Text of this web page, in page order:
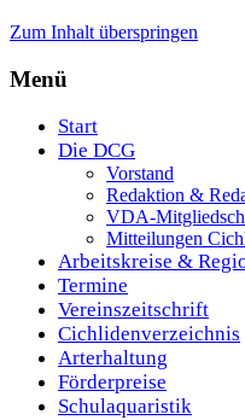
Zum Inhalt überspringen
Menü
Start
Die DCG
Vorstand
Redaktion &
VDA-
Mitteilungen
Arbeitskreise &
Termine
Vereinszeitschrift
Cichlidenverzeichnis
Arterhaltung
Förderpreise
Schulaquaristik